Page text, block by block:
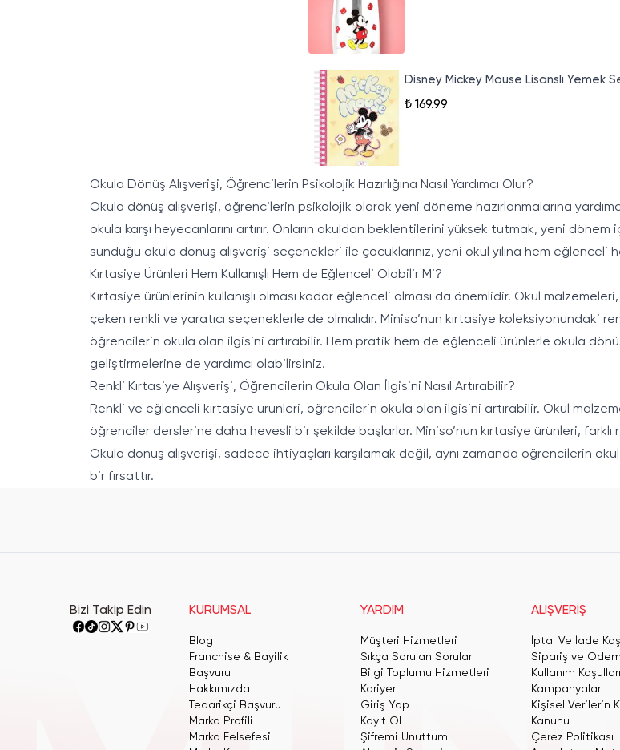
Disney Mickey Mouse Lisanslı Yemek
₺ 169.99
Okula Dönüş Alışverişi, Öğrencilerin Psikolojik Hazırlığına Nasıl Yardımcı Olur?
Okula dönüş alışverişi, öğrencilerin psikolojik olarak yeni döneme hazırlanmalarına
okula karşı heyecanlarını artırır. Onların okuldan beklentilerini yüksek tutmak, yeni
sunduğu okula dönüş alışverişi seçenekleri ile çocuklarınız, yeni okul yılına hem eğlenceli
Kırtasiye Ürünleri Hem Kullanışlı Hem de Eğlenceli Olabilir Mi?
Kırtasiye ürünlerinin kullanışlı olması kadar eğlenceli olması da önemlidir. Okul
çeken renkli ve yaratıcı seçeneklerle de olmalıdır. Miniso’nun kırtasiye koleksiyonundaki
öğrencilerin okula olan ilgisini artırabilir. Hem pratik hem de eğlenceli ürünlerle okula dönüş
geliştirmelerine de yardımcı olabilirsiniz.
Renkli Kırtasiye Alışverişi, Öğrencilerin Okula Olan İlgisini Nasıl Artırabilir?
Renkli ve eğlenceli kırtasiye ürünleri, öğrencilerin okula olan ilgisini artırabilir. Okul
öğrenciler derslerine daha hevesli bir şekilde başlarlar. Miniso’nun kırtasiye ürünleri, farklı
Okula dönüş alışverişi, sadece ihtiyaçları karşılamak değil, aynı zamanda öğrencilerin
bir fırsattır.
Bizi Takip Edin KURUMSAL
Blog
Franchise & Bayilik
Başvuru
Hakkımızda
Tedarikçi Başvuru
Marka Profili
Marka Felsefesi
YARDIM
Müşteri Hizmetleri
Sıkça Sorulan Sorular
Bilgi Toplumu Hizmetleri
Kariyer
Giriş Yap
Kayıt Ol
Şifremi Unuttum
ALIŞVERİŞ
İptal Ve İade
Sipariş ve
Kullanım Koşulları
Kampanyalar
Kişisel Verilerin
Kanunu
Çerez Politikası